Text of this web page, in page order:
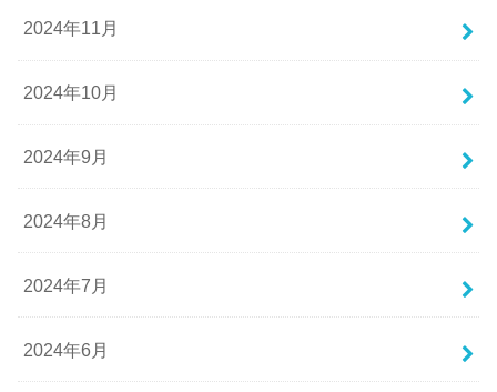
2024年11月
2024年10月
2024年9月
2024年8月
2024年7月
2024年6月